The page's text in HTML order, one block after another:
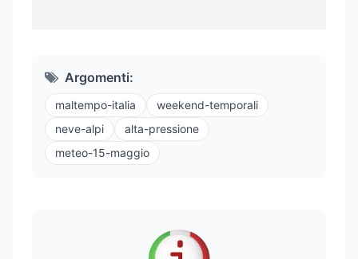
Argomenti:
maltempo-italia
weekend-temporali
neve-alpi
alta-pressione
meteo-15-maggio